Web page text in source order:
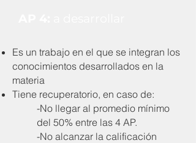
Es un trabajo en el que se integran los
conocimientos desarrollados en la
materia
Tiene recuperatorio, en caso de:
-No llegar al promedio mínimo
del 50% entre las 4 AP.
-No alcanzar la calificación